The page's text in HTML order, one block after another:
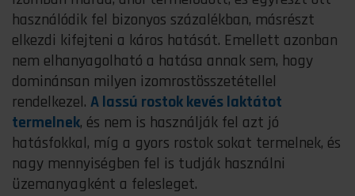
használódik fel bizonyos százalékban, másrészt
elkezdi kifejteni a káros hatását. Emellett azonban
nem elhanyagolható a hatása annak sem, hogy
dominánsan milyen izomrostösszetétellel
rendelkezel. A lassú rostok kevés laktátot
termelnek, és nem is használják fel azt jó
hatásfokkal, míg a gyors rostok sokat termelnek, és
nagy mennyiségben fel is tudják használni
üzemanyagként a felesleget.